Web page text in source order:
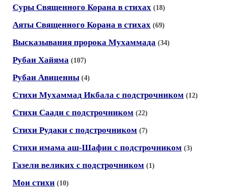
Суры Священного Корана в стихах (18)
Аяты Священного Корана в стихах (69)
Высказывания пророка Мухаммада (34)
Рубаи Хайяма (107)
Рубаи Авиценны (4)
Стихи Мухаммад Икбала с подстрочником (12)
Стихи Саади с подстрочником (22)
Стихи Рудаки с подстрочником (7)
Стихи имама аш-Шафии с подстрочником (3)
Газели великих с подстрочником (1)
Мои стихи (10)